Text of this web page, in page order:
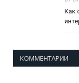
Как
КОММЕНТАРИИ